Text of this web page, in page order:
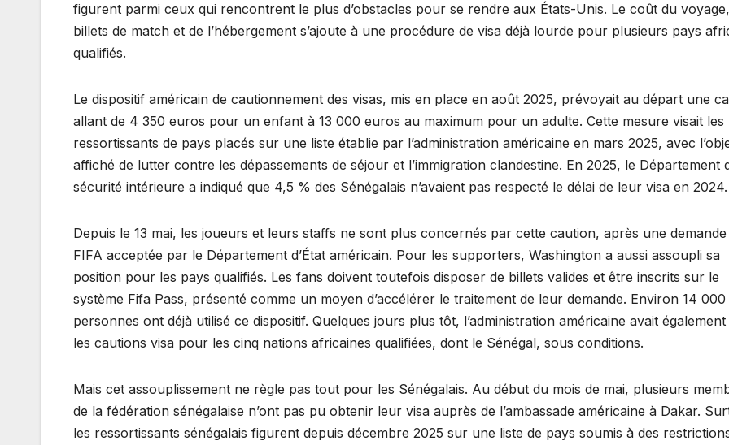
figurent parmi ceux qui rencontrent le plus d’obstacles pour se rendre aux États-Unis. Le coût du
billets de match et de l’hébergement s’ajoute à une procédure de visa déjà lourde pour plusieurs pays
qualifiés.
Le dispositif américain de cautionnement des visas, mis en place en août 2025, prévoyait au départ une
allant de 4 350 euros pour un enfant à 13 000 euros au maximum pour un adulte. Cette mesure visait les
ressortissants de pays placés sur une liste établie par l’administration américaine en mars 2025, avec
affiché de lutter contre les dépassements de séjour et l’immigration clandestine. En 2025, le Département
sécurité intérieure a indiqué que 4,5 % des Sénégalais n’avaient pas respecté le délai de leur visa en 2024.
Depuis le 13 mai, les joueurs et leurs staffs ne sont plus concernés par cette caution, après une
FIFA acceptée par le Département d’État américain. Pour les supporters, Washington a aussi assoupli sa
position pour les pays qualifiés. Les fans doivent toutefois disposer de billets valides et être inscrits sur le
système Fifa Pass, présenté comme un moyen d’accélérer le traitement de leur demande. Environ 14 000
personnes ont déjà utilisé ce dispositif. Quelques jours plus tôt, l’administration américaine avait également
les cautions visa pour les cinq nations africaines qualifiées, dont le Sénégal, sous conditions.
Mais cet assouplissement ne règle pas tout pour les Sénégalais. Au début du mois de mai, plusieurs
de la fédération sénégalaise n’ont pas pu obtenir leur visa auprès de l’ambassade américaine à Dakar.
les ressortissants sénégalais figurent depuis décembre 2025 sur une liste de pays soumis à des